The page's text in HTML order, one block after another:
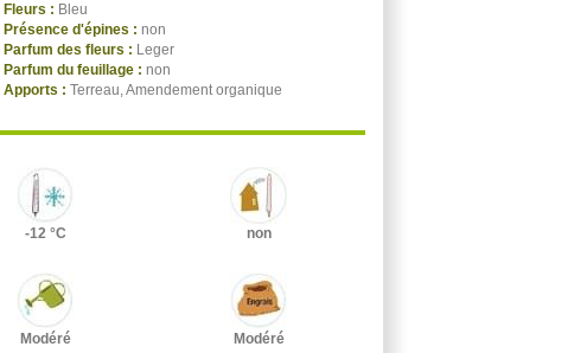
Fleurs : Bleu
Présence d'épines : non
Parfum des fleurs : Leger
Parfum du feuillage : non
Apports : Terreau, Amendement organique
-12 °C non
Modéré Modéré